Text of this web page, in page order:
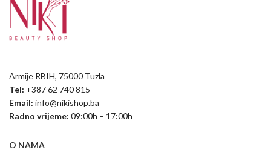
Armije RBIH, 75000 Tuzla
Tel: +387 62 740 815
Email: info@nikishop.ba
Radno vrijeme: 09:00h – 17:00h
O NAMA